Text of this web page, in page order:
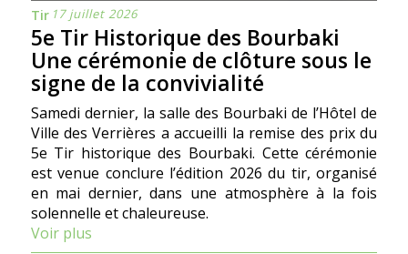
Tir 17 juillet 2026
5e Tir Historique des Bourbaki
Une cérémonie de clôture sous le
signe de la convivialité
Samedi dernier, la salle des Bourbaki de l’Hôtel de
Ville des Verrières a accueilli la remise des prix du
5e Tir historique des Bourbaki. Cette cérémonie
est venue conclure l’édition 2026 du tir, organisé
en mai dernier, dans une atmosphère à la fois
solennelle et chaleureuse.
Voir plus